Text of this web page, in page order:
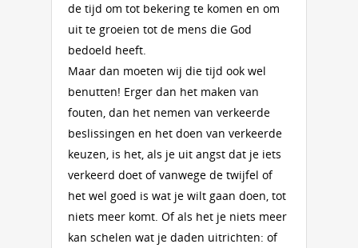
de tijd om tot bekering te komen en om
uit te groeien tot de mens die God
bedoeld heeft.
Maar dan moeten wij die tijd ook wel
benutten! Erger dan het maken van
fouten, dan het nemen van verkeerde
beslissingen en het doen van verkeerde
keuzen, is het, als je uit angst dat je iets
verkeerd doet of vanwege de twijfel of
het wel goed is wat je wilt gaan doen, tot
niets meer komt. Of als het je niets meer
kan schelen wat je daden uitrichten: of